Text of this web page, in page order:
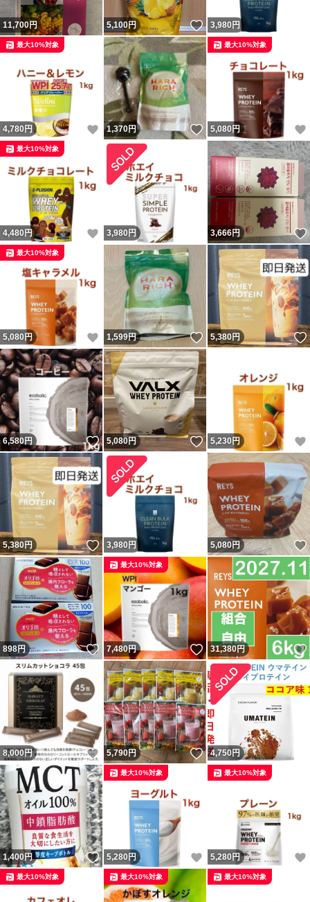
11,700円 5,100円 いいね！
3,980 円
4,780 円 いいね！
最大10%対象
1,370円 いいね！
5,080 円
最大10%対象
4,480 円 いいね！
最大10%対象
3,980 円 3,666円
5,080 円 いいね！
最大10%対象
1,599円 いいね！
5,380円
6,580円 いいね！
5,080円 いいね！
5,230 円
5,380円 いいね！
3,980 円 5,080円
898円 いいね！
7,480円 いいね！
最大10%対象
31,380円
8,000円 いいね！
5,790円 いいね！
4,750円
1,400円 いいね！
5,280 円 いいね！
最大10%対象
5,280 円
最大10%対象
最大10%対象 最大10%対象 最大10%対象